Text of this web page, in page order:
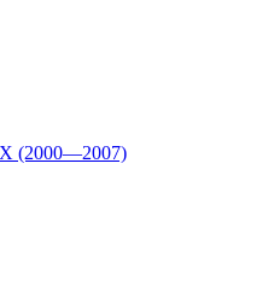
(2000—2007)